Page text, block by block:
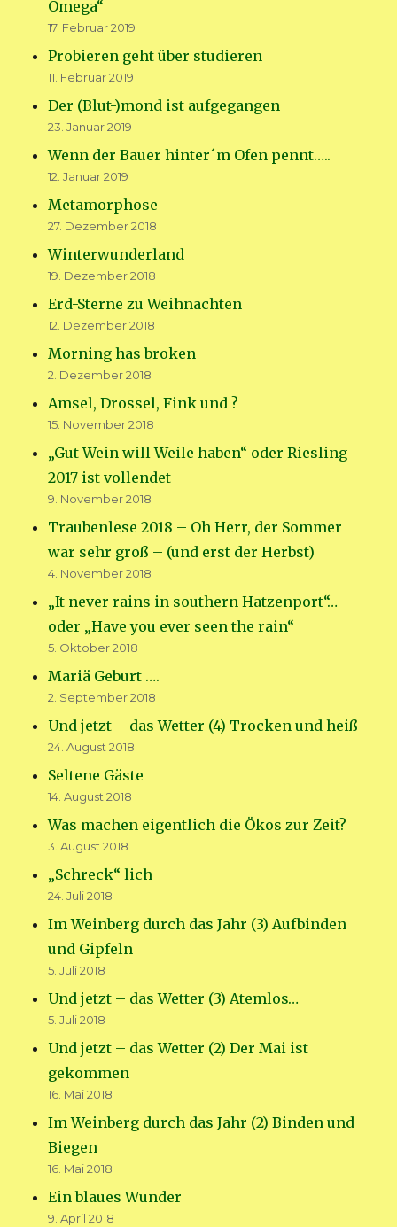
Omega“
17. Februar 2019
Probieren geht über studieren
11. Februar 2019
Der (Blut-)mond ist aufgegangen
23. Januar 2019
Wenn der Bauer hinter´m Ofen pennt…..
12. Januar 2019
Metamorphose
27. Dezember 2018
Winterwunderland
19. Dezember 2018
Erd-Sterne zu Weihnachten
12. Dezember 2018
Morning has broken
2. Dezember 2018
Amsel, Drossel, Fink und ?
15. November 2018
„Gut Wein will Weile haben“ oder Riesling
2017 ist vollendet
9. November 2018
Traubenlese 2018 – Oh Herr, der Sommer
war sehr groß – (und erst der Herbst)
4. November 2018
„It never rains in southern Hatzenport“…
oder „Have you ever seen the rain“
5. Oktober 2018
Mariä Geburt ….
2. September 2018
Und jetzt – das Wetter (4) Trocken und heiß
24. August 2018
Seltene Gäste
14. August 2018
Was machen eigentlich die Ökos zur Zeit?
3. August 2018
„Schreck“ lich
24. Juli 2018
Im Weinberg durch das Jahr (3) Aufbinden
und Gipfeln
5. Juli 2018
Und jetzt – das Wetter (3) Atemlos…
5. Juli 2018
Und jetzt – das Wetter (2) Der Mai ist
gekommen
16. Mai 2018
Im Weinberg durch das Jahr (2) Binden und
Biegen
16. Mai 2018
Ein blaues Wunder
9. April 2018